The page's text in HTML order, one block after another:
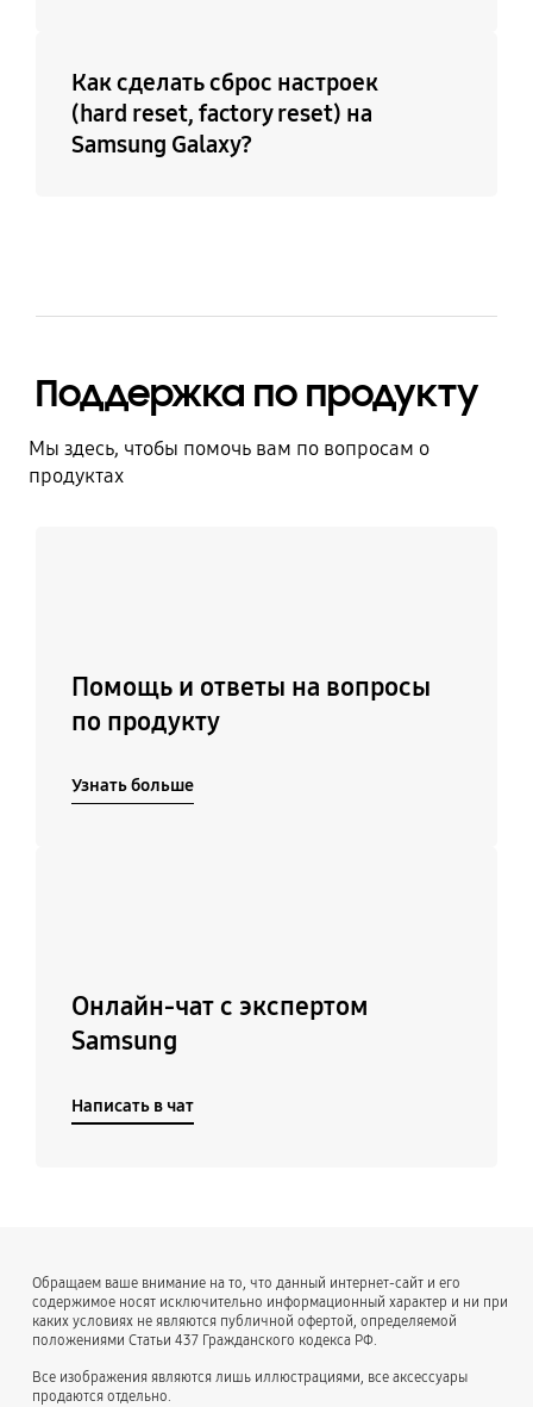
Как сделать сброс настроек
(hard reset, factory reset) на
Samsung Galaxy?
Поддержка по продукту
Мы здесь, чтобы помочь вам по вопросам о
продуктах
Помощь и ответы на вопросы
по продукту
Узнать больше
Онлайн-чат с экспертом
Samsung
Написать в чат
Обращаем ваше внимание на то, что данный интернет-сайт и его
содержимое носят исключительно информационный характер и ни при
каких условиях не являются публичной офертой, определяемой
положениями Статьи 437 Гражданского кодекса РФ.
Все изображения являются лишь иллюстрациями, все аксессуары
продаются отдельно.